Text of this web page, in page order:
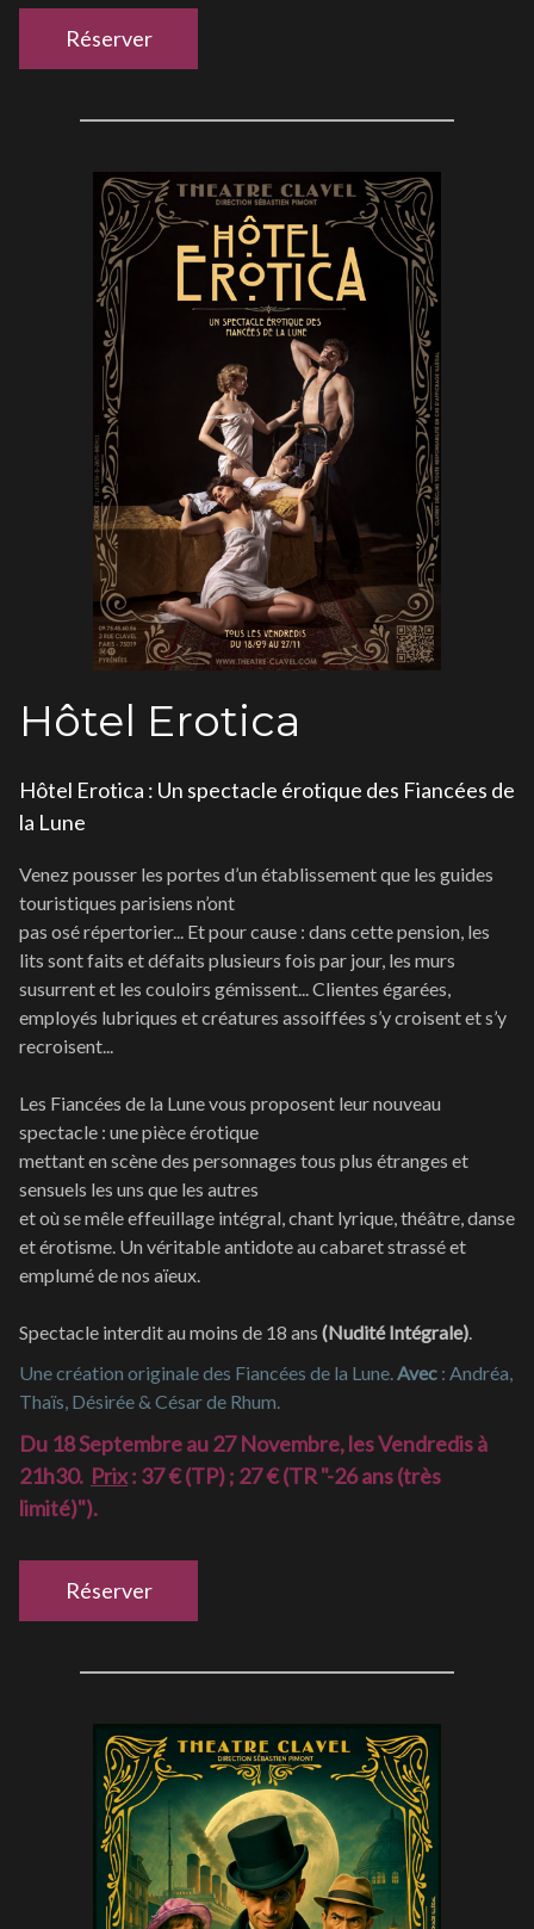
Réserver
Hôtel Erotica
Hôtel Erotica : Un spectacle érotique des Fiancées de
la Lune
Venez pousser les portes d’un établissement que les guides
touristiques parisiens n’ont
pas osé répertorier... Et pour cause : dans cette pension, les
lits sont faits et défaits plusieurs fois par jour, les murs
susurrent et les couloirs gémissent... Clientes égarées,
employés lubriques et créatures assoiffées s’y croisent et s’y
recroisent...
Les Fiancées de la Lune vous proposent leur nouveau
spectacle : une pièce érotique
mettant en scène des personnages tous plus étranges et
sensuels les uns que les autres
et où se mêle effeuillage intégral, chant lyrique, théâtre, danse
et érotisme. Un véritable antidote au cabaret strassé et
emplumé de nos aïeux.
Spectacle interdit au moins de 18 ans (Nudité Intégrale).
Une création originale des Fiancées de la Lune.Avec : Andréa,
Thaïs, Désirée & César de Rhum.
Du 18 Septembre au 27 Novembre, les Vendredis à
21h30. Prix: 37 € (TP) ; 27 € (TR "-26 ans (très
limité)").
Réserver